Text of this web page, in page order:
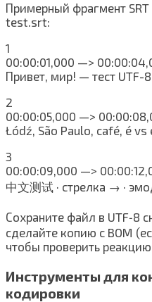
Примерный фрагмент
test.srt:
1
00:00:01,000 —>
Привет, мир! — тест UTF-8
2
00:00:05,000 —>
Łódź, São Paulo, café, é vs
3
00:00:09,000 —>
中文测试 · стрелка → ·
Сохраните файл в UTF‑8
сделайте копию с BOM
чтобы проверить
Инструменты для
кодировки